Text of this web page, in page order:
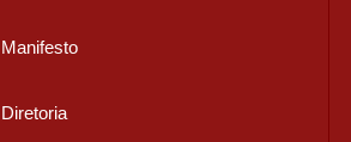
Manifesto
Diretoria